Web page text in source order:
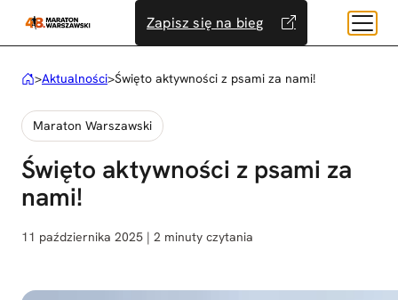
Zapisz się na bieg
>Aktualności>Święto aktywności z psami za nami!
Maraton Warszawski
Święto aktywności z psami za
nami!
11 października 2025 | 2 minuty czytania